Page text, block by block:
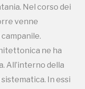
Nel corso dei
venne
ne ha
All’interno della
In essi
e non risulta
sospesa
Un intervento
dell’edificio,
apertura
passato